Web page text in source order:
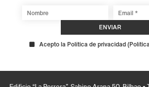
Acepto la Política de privacidad(